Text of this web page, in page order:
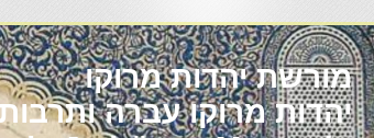
מורשת יהדות מרוקו